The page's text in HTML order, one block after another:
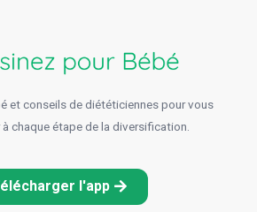
et conseils de diététiciennes pour vous
chaque étape de la diversification.
l'app